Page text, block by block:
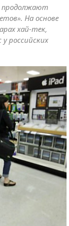
продолжают
На основе
хай-тек,
российских